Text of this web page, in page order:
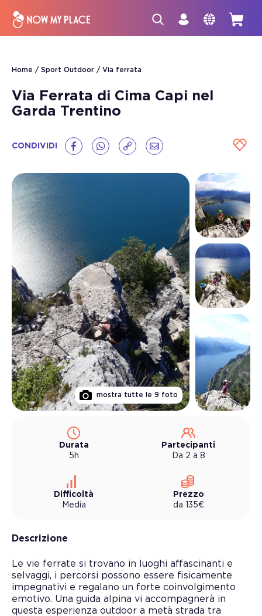
Home Sport Outdoor Via ferrata
Via Ferrata di Cima Capi nel
Garda Trentino
CONDIVIDI
mostra tutte le 9 foto
Durata
5h
Partecipanti
Da 2 a 8
Difficoltà
Media
Prezzo
da 135€
Descrizione
Le vie ferrate si trovano in luoghi affascinanti e
selvaggi, i percorsi possono essere fisicamente
impegnativi e regalano un forte coinvolgimento
emotivo. Una guida alpina vi accompagnerà in
questa esperienza outdoor a metà strada tra